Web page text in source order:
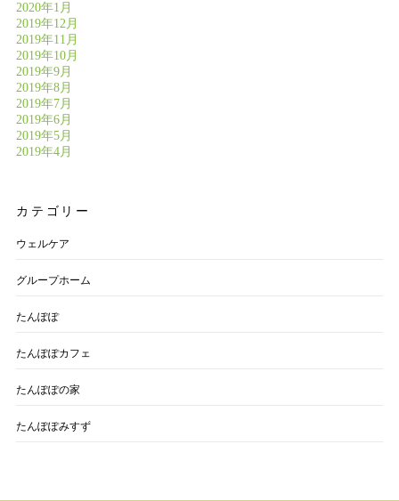
2020年1月
2019年12月
2019年11月
2019年10月
2019年9月
2019年8月
2019年7月
2019年6月
2019年5月
2019年4月
カテゴリー
ウェルケア
グループホーム
たんぽぽ
たんぽぽカフェ
たんぽぽの家
たんぽぽみすず